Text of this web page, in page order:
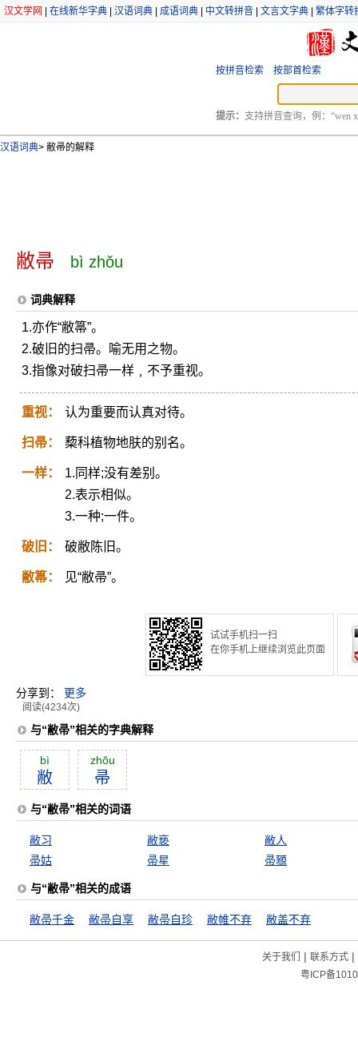
汉文学网 在线新华字典 汉语词典 成语词典 中文转拼音 文言文字典 繁体字转
按拼音检索 按部首检索
提示： 支持拼音查询，例：“wen
汉语词典> 敝帚的解释
敝帚 bì zhǒu
词典解释
1.亦作“敝箒”。
2.破旧的扫帚。喻无用之物。
3.指像对破扫帚一样﹐不予重视。
重视： 认为重要而认真对待。
扫帚： 蔾科植物地肤的别名。
一样：
1.同样;没有差别。
2.表示相似。
3.一种;一件。
破旧： 破敝陈旧。
敝箒： 见“敝帚”。
试试手机扫一扫
在你手机上继续浏览此页面
分享到： 更多
阅读(4234次)
与“敝帚”相关的字典解释
bì
敝
zhŏu
帚
与“敝帚”相关的词语
敝习 敝亵
敝人
帚姑
帚星 帚豲
与“敝帚”相关的成语
敝帚千金 敝帚自享 敝帚自珍 敝帷不弃 敝盖不弃
关于我们 | 联系方式|
粤ICP备